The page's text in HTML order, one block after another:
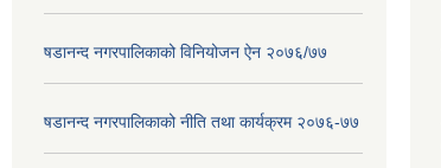
षडानन्द नगरपालिकाको विनियोजन ऐन २०७६/७७
षडानन्द नगरपालिकाको नीति तथा कार्यक्रम २०७६-७७